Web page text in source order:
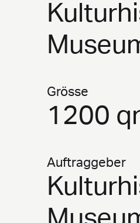
Grösse
1200
Auftraggeber